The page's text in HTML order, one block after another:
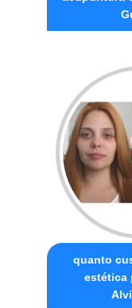
quanto
estética